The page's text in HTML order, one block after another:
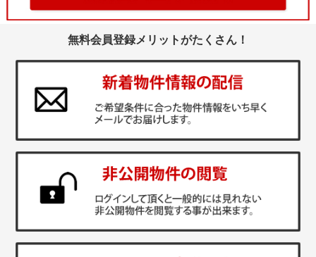
無料会員登録メリットがたくさん！